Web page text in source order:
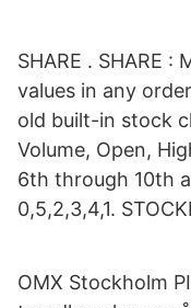
SHARE . SHARE
values in any
old built-in stock
Volume, Open,
6th through 10th
0,5,2,3,4,1.
OMX Stockholm